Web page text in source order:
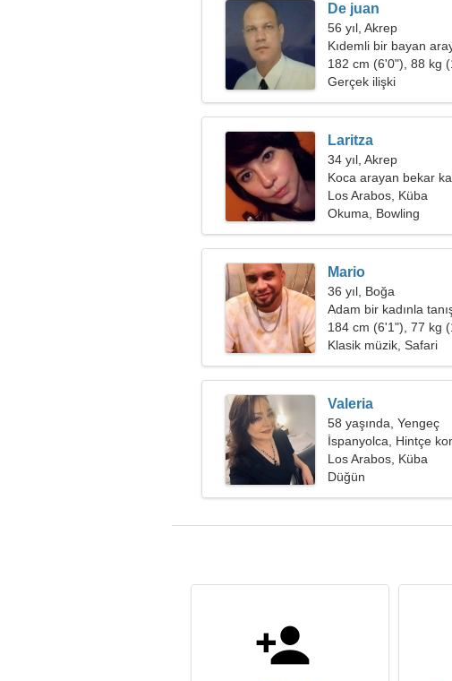
De juan
56 yıl, Akrep
Kıdemli bir bayan
182 cm (6'0"), 88 kg
Gerçek ilişki
Laritza
34 yıl, Akrep
Koca arayan bekar
Los Arabos, Küba
Okuma, Bowling
Mario
36 yıl, Boğa
Adam bir kadınla
184 cm (6'1"), 77 kg
Klasik müzik, Safari
Valeria
58 yaşında, Yengeç
İspanyolca, Hintçe
Los Arabos, Küba
Düğün